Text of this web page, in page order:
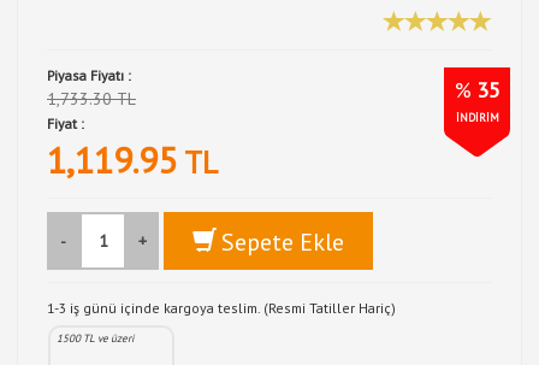
Piyasa Fiyatı :
1,733.30 TL % 35
İNDİRİM
Fiyat :
1,119.95 TL
- + Sepete Ekle
1-3 iş günü içinde kargoya teslim. (Resmi Tatiller Hariç)
1500 TL ve üzeri